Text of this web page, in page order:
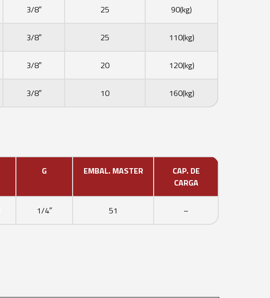
3/8″ 25 90(kg)
3/8″ 25 110(kg)
3/8″ 20 120(kg)
3/8″ 10 160(kg)
G EMBAL. MASTER
CAP. DE
CARGA
1/4″ 51 –